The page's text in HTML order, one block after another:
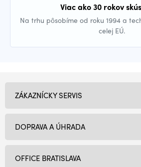
Viac ako 30 rokov
Na trhu pôsobíme od roku 1994 a
celej EÚ.
OFFICE BRATISLAVA
ZÁKAZNÍCKY SERVIS
DOPRAVA A ÚHRADA